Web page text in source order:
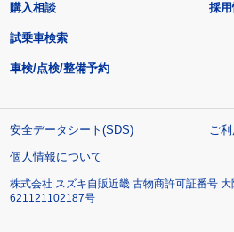
購入相談
試乗車検索
車検/点検/整備予約
採
安全データシート(SDS)
ご
個人情報について
株式会社 スズキ自販近畿 古物商許可証番号
621121102187号